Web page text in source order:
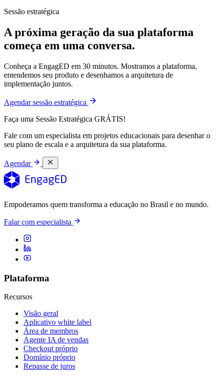
Sessão estratégica
A próxima geração da sua plataforma
começa em uma conversa.
Conheça a EngagED em 30 minutos. Mostramos a plataforma,
entendemos seu produto e desenhamos a arquitetura de
implementação juntos.
Agendar sessão estratégica
Faça uma Sessão Estratégica GRÁTIS!
Fale com um especialista em projetos educacionais para desenhar o
seu plano de escala e a arquitetura da sua plataforma.
Agendar
Empoderamos quem transforma a educação no Brasil e no mundo.
Falar com especialista
Plataforma
Recursos
Visão geral
Aplicativo white label
Área de membros
Agente IA de vendas
Checkout próprio
Domínio próprio
Repasse de juros